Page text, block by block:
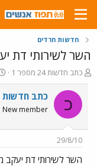
חדשות חרדים
השר לשירותי דת
פ
ו
ת
ח
ה
ו
ש
א
כתב חדשות 24 מספר 1
כ כתב חדשות 24 מספר 1
New member
29/8/10
השר לשירותי דת